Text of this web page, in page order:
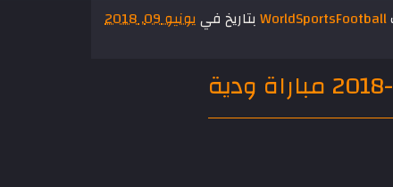
WorldSportsFootballبتاريخ فييونيو 09, 2018